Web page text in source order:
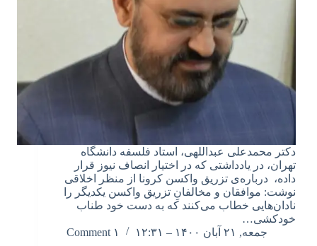
دکتر محمدعلی عبداللهی، استاد فلسفه دانشگاه
تهران، در یادداشتی که در اختیار انصاف نیوز قرار
داده، درباره‌ی تزریق واکسن کرونا از منظر اخلاقی
نوشت: موافقان و مخالفانِ تزریق واکسن یکدیگر را
نادان‌هایی خطاب می‌کنند که به دست خود طناب
خودکشی…
جمعه, ۲۱ آبان ۱۴۰۰ – ۱۲:۳۱
۱ Comment